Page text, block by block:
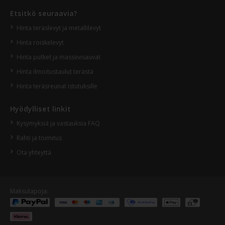
Etsitkö seuraavia?
Hinta teräslevyt ja metallilevyt
Hinta roiskelevyt
Hinta putket ja massiivisauvat
Hinta ilmoitustaulut terästä
Hinta teräsreunat istutuksille
Hyödylliset linkit
Kysymyksiä ja vastauksia FAQ
Rahti ja toimitus
Ota yhteyttä
Maksutapoja: